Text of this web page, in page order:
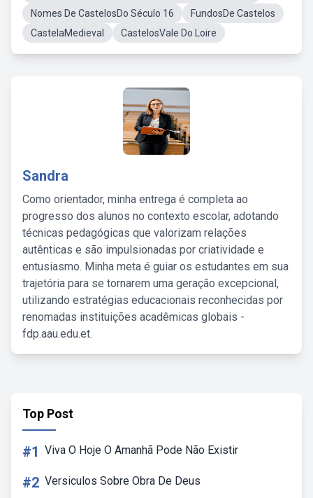
Nomes De CastelosDo Século 16
FundosDe Castelos
CastelaMedieval
CastelosVale Do Loire
Sandra
Como orientador, minha entrega é completa ao
progresso dos alunos no contexto escolar, adotando
técnicas pedagógicas que valorizam relações
autênticas e são impulsionadas por criatividade e
entusiasmo. Minha meta é guiar os estudantes em sua
trajetória para se tornarem uma geração excepcional,
utilizando estratégias educacionais reconhecidas por
renomadas instituições acadêmicas globais -
fdp.aau.edu.et.
Top Post
#1 Viva O Hoje O Amanhã Pode Não Existir
#2 Versiculos Sobre Obra De Deus